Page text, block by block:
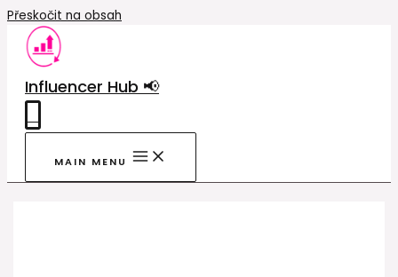
Přeskočit na obsah
Influencer Hub 📢
MAIN MENU